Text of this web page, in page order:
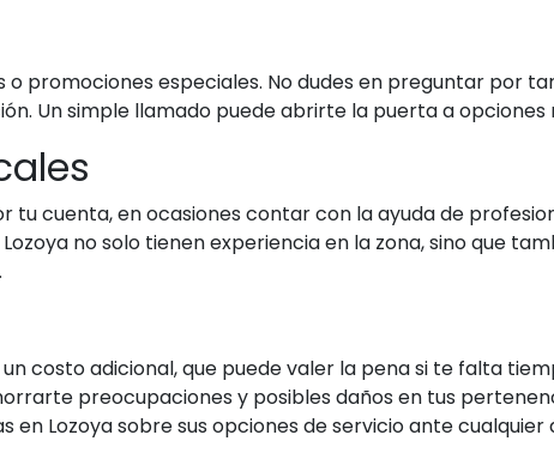
promociones especiales. No dudes en preguntar por
Un simple llamado puede abrirte la puerta a opciones
cuenta, en ocasiones contar con la ayuda de
no solo tienen experiencia en la zona, sino que
costo adicional, que puede valer la pena si te falta
preocupaciones y posibles daños en tus
Lozoya sobre sus opciones de servicio ante cualquier